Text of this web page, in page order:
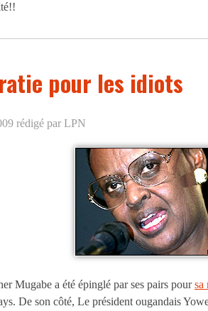
pour les idiots
rédigé par LPN
Mugabe a été épinglé par ses pairs poursa
De son côté, Le président ougandais